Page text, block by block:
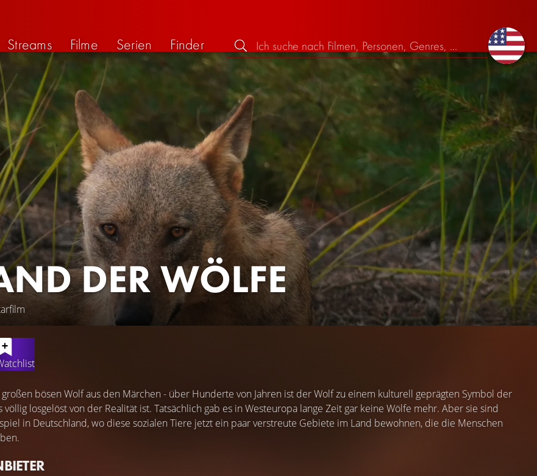
Streams Filme Serien Finder
DER WÖLFE
bösen Wolf aus den Märchen - über Hunderte von Jahren ist der Wolf zu einem kulturell geprägten Symbol der
völlig losgelöst von der Realität ist. Tatsächlich gab es in Westeuropa lange Zeit gar keine Wölfe mehr. Aber sie sind
in Deutschland, wo diese sozialen Tiere jetzt ein paar verstreute Gebiete im Land bewohnen, die die Menschen